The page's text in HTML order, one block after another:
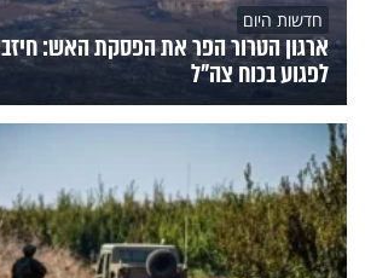
חדשות היום
ארגון הטרור הפר את הפסקת האש:
לפגוע בכוח צה"ל